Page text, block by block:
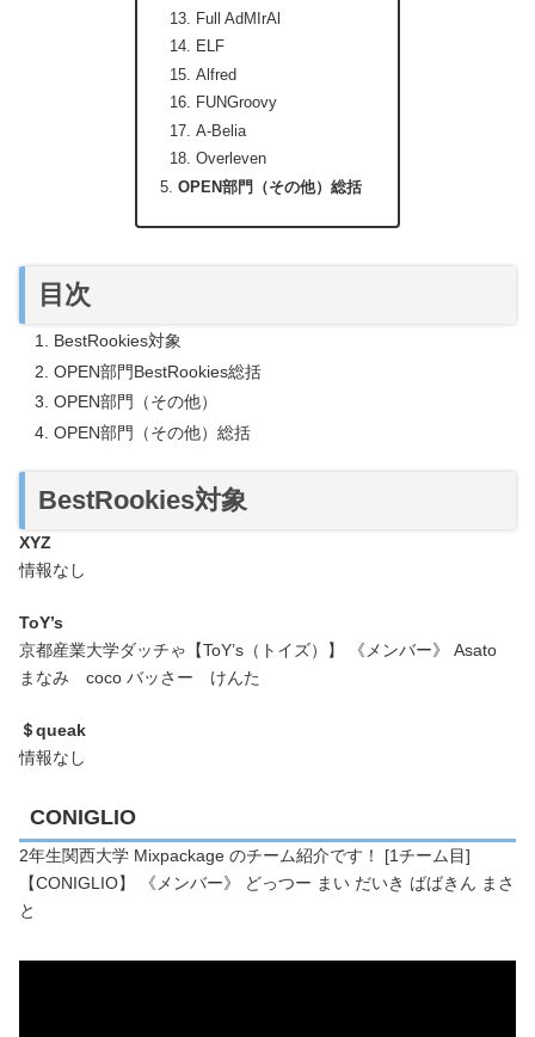
Full AdMIrAl
ELF
Alfred
FUNGroovy
A-Belia
Overleven
OPEN部門（その他）総括
目次
BestRookies対象
OPEN部門BestRookies総括
OPEN部門（その他）
OPEN部門（その他）総括
BestRookies対象
XYZ
情報なし
ToY’s
京都産業大学ダッチゃ【ToY’s（トイズ）】 《メンバー》 Asato
まなみ coco バッさー けんた
＄queak
情報なし
CONIGLIO
2年生関西大学 Mixpackage のチーム紹介です！ [1チーム目]
【CONIGLIO】 《メンバー》 どっつー まい だいき ばばきん まさ
と